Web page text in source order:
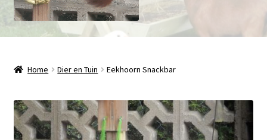
Natuurlijk Houthandwerk
Winkel
Over ons
Contact
Home Dier en Tuin Eekhoorn Snackbar